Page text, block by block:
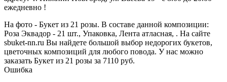
ежедневно !
На фото - Букет из 21 розы. В составе данной композиции:
Роза Эквадор - 21 шт., Упаковка, Лента атласная, . На сайте
sbuket-nn.ru Вы найдете большой выбор недорогих букетов,
цветочных композиций для любого повода. У нас можно
заказать Букет из 21 розы за 7110 руб.
Ошибка